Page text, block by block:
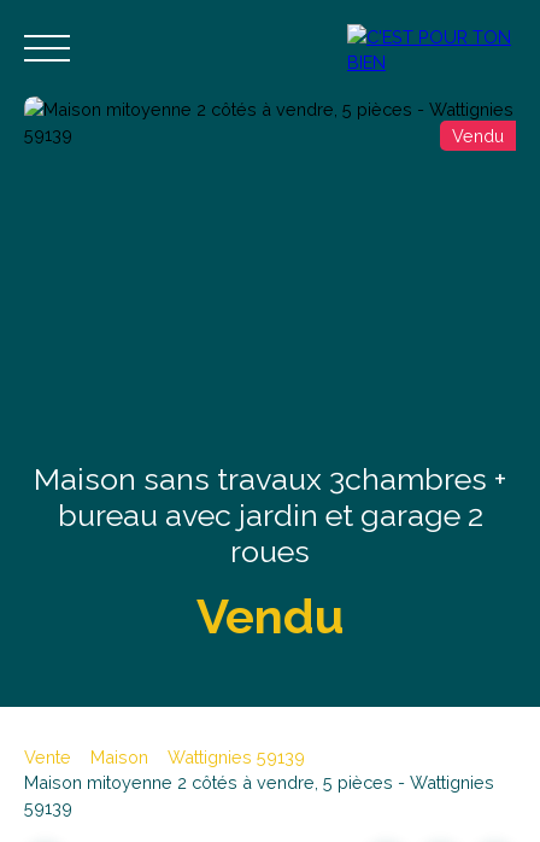
Vendu
Maison sans travaux 3chambres +
bureau avec jardin et garage 2
roues
Vendu
Vente Maison
Wattignies 59139
Maison mitoyenne 2 côtés à vendre, 5 pièces - Wattignies
59139